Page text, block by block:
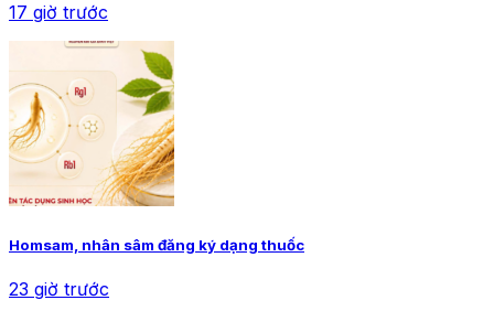
17 giờ trước
Homsam, nhân sâm đăng ký dạng thuốc
23 giờ trước